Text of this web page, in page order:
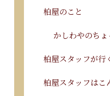
柏屋のこと
かしわやのち
柏屋スタッフが行
柏屋スタッフはこ